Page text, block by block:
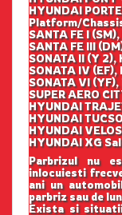
HYUNDAI
Platform/
SANTA FE I
SANTA FE III
SONATA II (Y 2),
SONATA IV
SONATA VI
SUPER AERO
HYUNDAI
HYUNDAI
HYUNDAI
HYUNDAI XG
Parbrizul nu
inlocuiesti
ani un
parbriz sau de
Exista si